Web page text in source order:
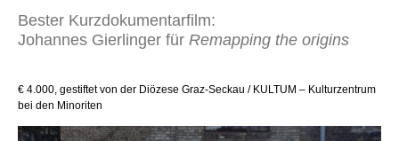
Bester Kurzdokumentarfilm:
Johannes Gierlinger für Remapping the origins
€ 4.000, gestiftet von der Diözese Graz-Seckau / KULTUM – Kulturzentrum
bei den Minoriten